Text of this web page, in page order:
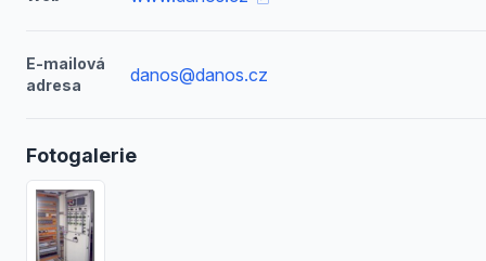
E-mailová
adresa
danos@danos.cz
Fotogalerie